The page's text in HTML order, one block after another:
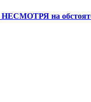
НЕСМОТРЯ на